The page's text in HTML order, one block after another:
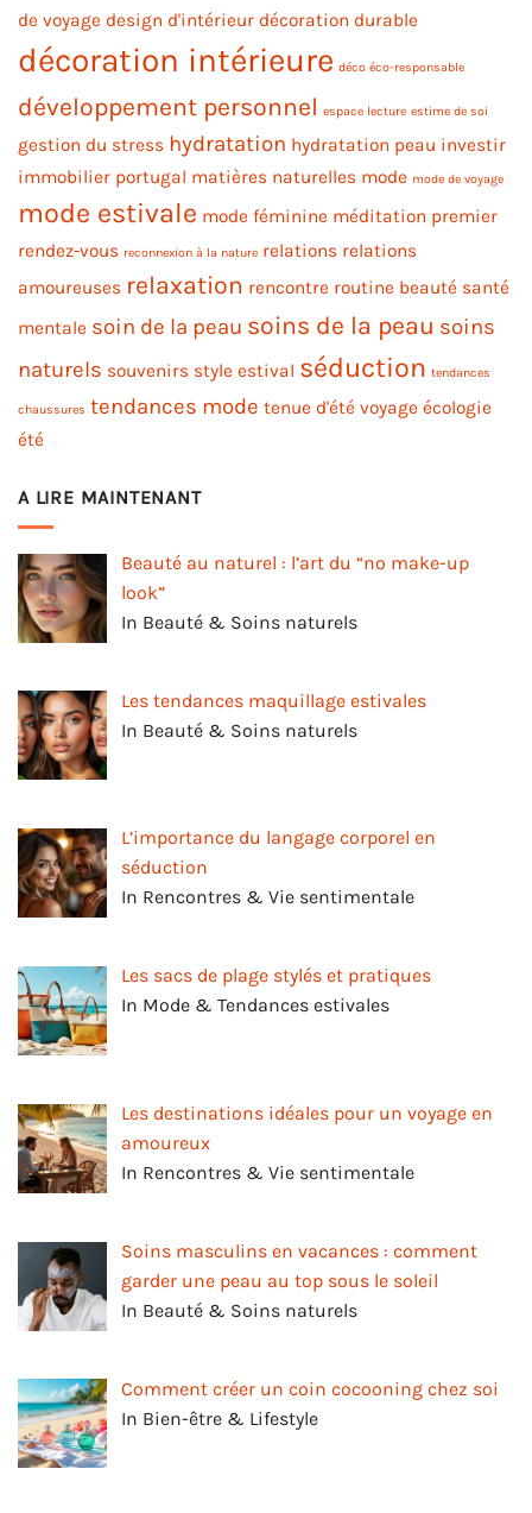
de voyage design d'intérieur décoration durable
décoration intérieure déco éco-responsable
développement personnel espace lecture estime de soi
gestion du stress hydratation hydratation peau investir
immobilier portugal matières naturelles mode mode de voyage
mode estivale mode féminine méditation premier
rendez-vous reconnexion à la nature relations relations
amoureuses relaxation rencontre routine beauté santé
mentale soin de la peau soins de la peau soins
naturels souvenirs style estival séduction tendances
chaussures tendances mode tenue d'été voyage écologie
été
A LIRE MAINTENANT
Beauté au naturel : l’art du “no make-up
look”
In Beauté & Soins naturels
Les tendances maquillage estivales
In Beauté & Soins naturels
L’importance du langage corporel en
séduction
In Rencontres & Vie sentimentale
Les sacs de plage stylés et pratiques
In Mode & Tendances estivales
Les destinations idéales pour un voyage en
amoureux
In Rencontres & Vie sentimentale
Soins masculins en vacances : comment
garder une peau au top sous le soleil
In Beauté & Soins naturels
Comment créer un coin cocooning chez soi
In Bien-être & Lifestyle